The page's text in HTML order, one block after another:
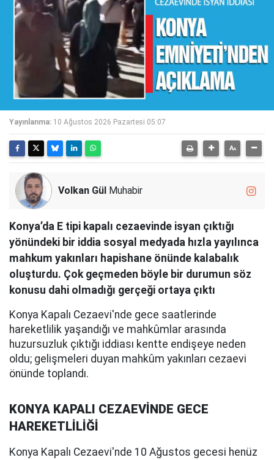
Yayınlanma: 10 Ağustos 2026 Pazartesi 05:07
Volkan Gül Muhabir
Konya’da E tipi kapalı cezaevinde isyan çıktığı
yönündeki bir iddia sosyal medyada hızla yayılınca
mahkum yakınları hapishane önünde kalabalık
oluşturdu. Çok geçmeden böyle bir durumun söz
konusu dahi olmadığı gerçeği ortaya çıktı
Konya Kapalı Cezaevi'nde gece saatlerinde
hareketlilik yaşandığı ve mahkûmlar arasında
huzursuzluk çıktığı iddiası kentte endişeye neden
oldu; gelişmeleri duyan mahkûm yakınları cezaevi
önünde toplandı.
KONYA KAPALI CEZAEVİNDE GECE
HAREKETLİLİĞİ
Konya Kapalı Cezaevi'nde 10 Ağustos gecesi henüz